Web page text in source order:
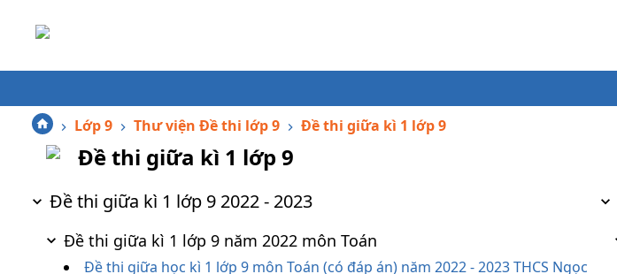
Lớp 9 Thư viện Đề thi lớp 9 Đề thi giữa kì 1 lớp 9
Đề thi giữa kì 1 lớp 9
Đề thi giữa kì 1 lớp 9 2022 - 2023
Đề thi giữa kì 1 lớp 9 năm 2022 môn Toán
Đề thi giữa học kì 1 lớp 9 môn Toán (có đáp án) năm 2022 - 2023 THCS Ngọc